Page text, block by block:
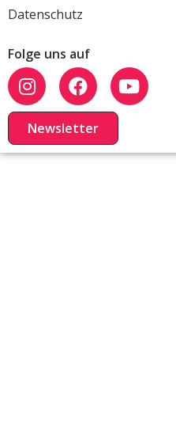
Datenschutz
Folge uns auf
Newsletter